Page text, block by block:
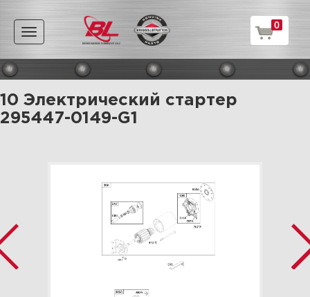
Toggle
navigation
0
10 Электрический стартер
295447-0149-G1